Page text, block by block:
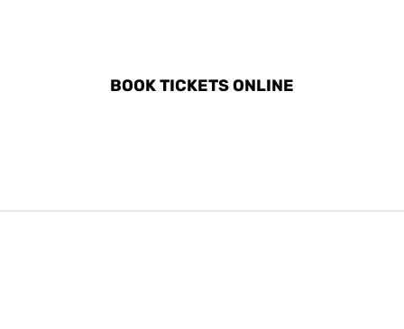
BOOK TICKETS ONLINE